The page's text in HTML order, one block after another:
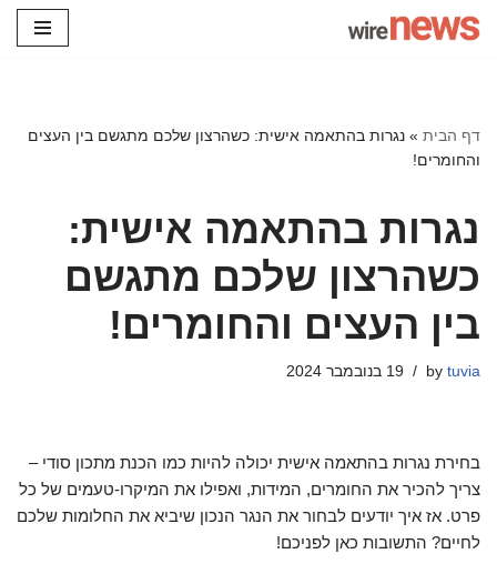
דף הבית » נגרות בהתאמה אישית: כשהרצון שלכם מתגשם בין העצים
והחומרים!
נגרות בהתאמה אישית:
כשהרצון שלכם מתגשם
בין העצים והחומרים!
by tuvia 19 בנובמבר 2024
בחירת נגרות בהתאמה אישית יכולה להיות כמו הכנת מתכון סודי –
צריך להכיר את החומרים, המידות, ואפילו את המיקרו-טעמים של כל
פרט. אז איך יודעים לבחור את הנגר הנכון שיביא את החלומות שלכם
לחיים? התשובות כאן לפניכם!